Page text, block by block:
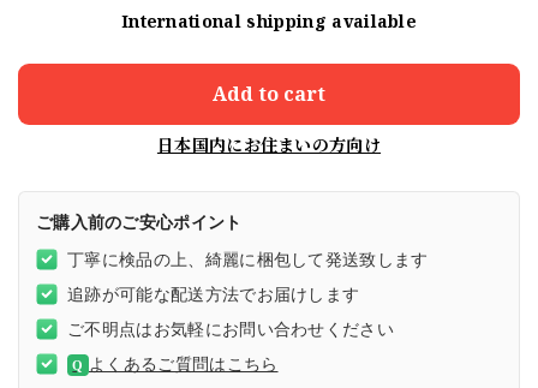
International shipping available
Add to cart
日本国内にお住まいの方向け
ご購入前のご安心ポイント
丁寧に検品の上、綺麗に梱包して発送致します
追跡が可能な配送方法でお届けします
ご不明点はお気軽にお問い合わせください
Q よくあるご質問はこちら